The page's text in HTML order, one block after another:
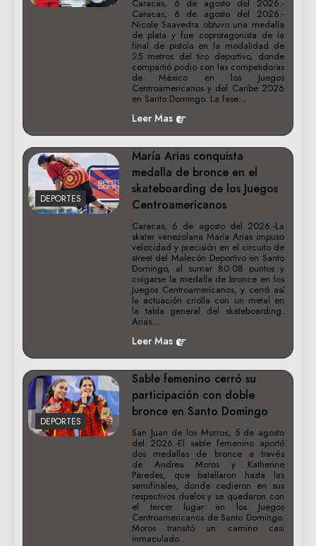
Caracas, 6 de agosto del 2026.-
Caracas, 6 de agosto del 2026.-
Nicole Saavedra obtuvo una medalla
de plata y fue coprotagonista de la
final de pistola en la modalidad de
25 metros del tiro deportivo, donde
compartió podio con las competidoras
de México en los Juegos
Centroamericanos y del Caribe 2026
en Santo Domingo. La fase…
Leer Mas
DEPORTES
María Arias conquista
medalla de bronce en el
skateboarding de los Juegos
Centroamericanos
Caracas, 6 de agosto del 2026.-La
skater venezolana María Arias impuso
velocidad y precisión en el circuito de
street del Malecón Deportivo en Santo
Domingo, al sumar 80.08 puntos y
colgarse la medalla de bronce en los
Juegos Centroamericanos, y cerró así
la actuación criolla con un metal en
la tabla general del skateboarding.
Arias…
Leer Mas
DEPORTES
Sable femenino cerró su
participación con doble
bronce en Santo Domingo
San Juan de los Morros, 5 de agosto
del 2026.-El sable femenino aportó
dos medallas de bronce a través
de Andrea Moros y Katherine
Paredes, que batallaron hasta las
semifinales, donde cedieron en sus
respectivos duelos y se quedaron con
el tercer lugar en los Juegos
Centroamericanos de Santo Domingo.
Moros transitó un camino casi
inmaculado…